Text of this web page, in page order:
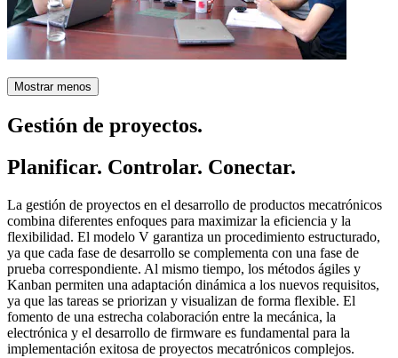
Mostrar menos
Gestión de proyectos.
Planificar. Controlar. Conectar.
La gestión de proyectos en el desarrollo de productos mecatrónicos
combina diferentes enfoques para maximizar la eficiencia y la
flexibilidad. El modelo V garantiza un procedimiento estructurado,
ya que cada fase de desarrollo se complementa con una fase de
prueba correspondiente. Al mismo tiempo, los métodos ágiles y
Kanban permiten una adaptación dinámica a los nuevos requisitos,
ya que las tareas se priorizan y visualizan de forma flexible. El
fomento de una estrecha colaboración entre la mecánica, la
electrónica y el desarrollo de firmware es fundamental para la
implementación exitosa de proyectos mecatrónicos complejos.